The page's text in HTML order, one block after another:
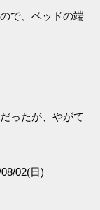
で、ベッドの端
ったが、やがて
02(日)